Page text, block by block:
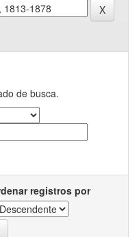
de busca.
registros por